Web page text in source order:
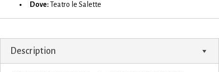
Dove:Teatro le Salette
Description